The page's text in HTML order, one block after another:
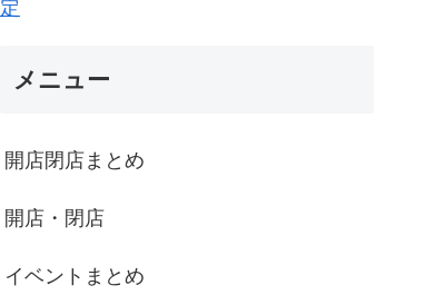
定
メニュー
開店閉店まとめ
開店・閉店
イベントまとめ